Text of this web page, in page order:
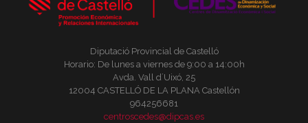
Diputació Provincial de Castelló
Horario: De lunes a viernes de 9:00 a 14:00h
Avda. Vall d´Uixó, 25
12004 CASTELLÓ DE LA PLANA Castellón
964256681
centroscedes@dipcas.es